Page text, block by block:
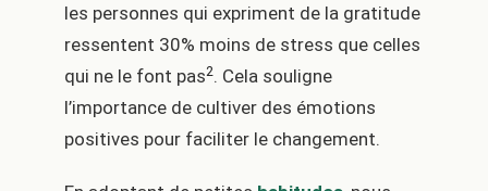
les personnes qui expriment de la gratitude
ressentent 30% moins de stress que celles
qui ne le font pas2. Cela souligne
l’importance de cultiver des émotions
positives pour faciliter le changement.